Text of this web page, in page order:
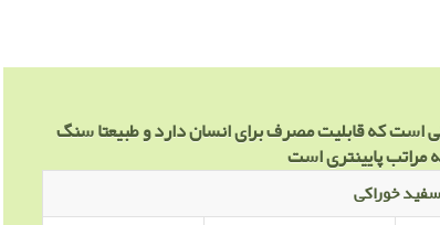
است که قابلیت مصرف برای انسان دارد و طبیعتا سنگ
پایینتری است
خوراکی